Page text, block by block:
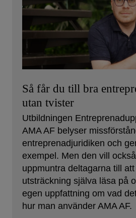
Så får du till bra
utan tvister
Utbildningen
AMA AF belyser
entreprenadjuridiken och
exempel. Men den vill
uppmuntra deltagarna till
utsträckning själva läsa på
egen uppfattning om vad
hur man använder AMA AF.